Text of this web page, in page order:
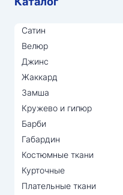
Сатин
Велюр
Джинс
Жаккард
Замша
Кружево и гипюр
Барби
Габардин
Костюмные ткани
Курточные
Плательные ткани